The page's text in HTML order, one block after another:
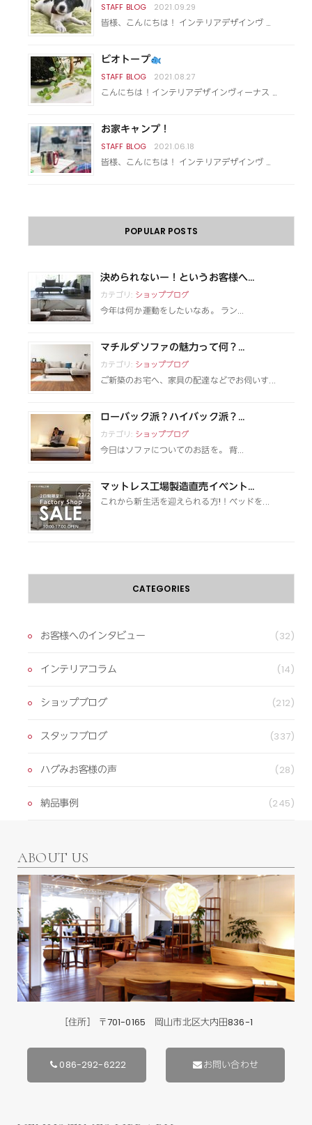
2021.09.29
皆様、こんにちは！ インテリアデザインヴ …
ビオトープ
2021.08.27
こんにちは！インテリアデザインヴィーナス …
お家キャンプ！
2021.06.18
皆様、こんにちは！ インテリアデザインヴ …
POPULAR POSTS
決められないー！というお客様へ...
カテゴリ: ショップブログ
今年は何か運動をしたいなあ。 ラン...
マチルダソファの魅力って何？...
カテゴリ: ショップブログ
ご新築のお宅へ、家具の配達などでお伺いす...
ローバック派？ハイバック派？...
カテゴリ: ショップブログ
今日はソファについてのお話を。 背...
マットレス工場製造直売イベント...
これから新生活を迎えられる方!！ベッドを...
CATEGORIES
お客様へのインタビュー (32)
インテリアコラム (14)
ショップブログ (212)
スタッフブログ (337)
ハグみお客様の声 (28)
納品事例 (245)
ABOUT US
［住所］ 〒701-0165 岡山市北区大内田836-1
086-292-6222 お問い合わせ